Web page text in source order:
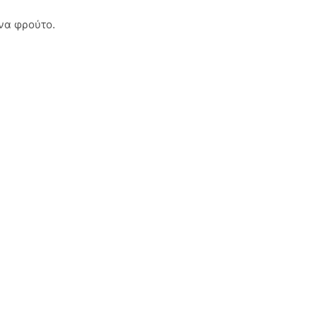
φρούτο.